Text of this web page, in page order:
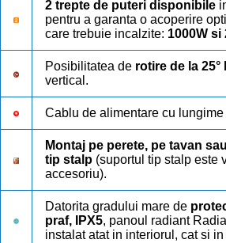
2 trepte de puteri disponibile
pentru a garanta o acoperire
care trebuie incalzite: 1000W si
Posibilitatea de rotire de la 25°
vertical.
Cablu de alimentare cu lungime
Montaj pe perete, pe tavan
tip stalp (suportul tip stalp este
accesoriu).
Datorita gradului mare de
praf, IPX5, panoul radiant
instalat atat in interiorul, cat si